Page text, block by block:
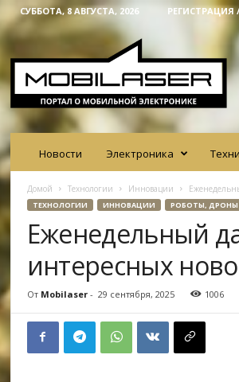
СУББОТА, 8 АВГУСТА, 2026
M
i
s
e
r
Новости Электроника
Домой Технологии Инновации
ТЕХНОЛОГИИ ИННОВАЦИИ РОБОТЫ,
Еженедельный
интересных
От Mobilaser- 29 сентября, 2025 1006